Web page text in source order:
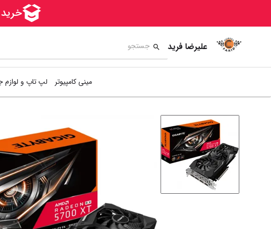
علیرضا فرید
مینی کامپیوتر لپ تاپ و لوازم